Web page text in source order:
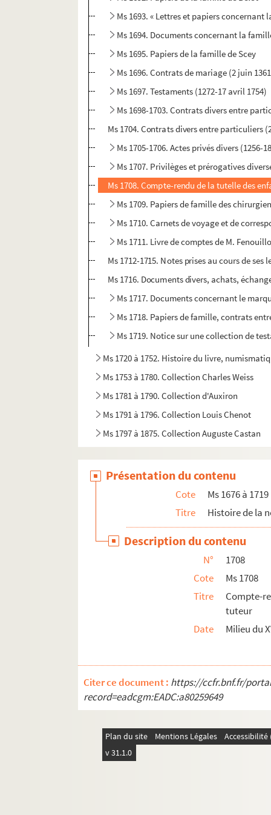
Ms 1693. « Lettres et papiers concernant
Ms 1694. Documents concernant la
Ms 1695. Papiers de la famille de Scey
Ms 1696. Contrats de mariage (2 juin
Ms 1697. Testaments (1272-17 avril 1754)
Ms 1698-1703. Contrats divers entre
Ms 1704. Contrats divers entre particuliers
Ms 1705-1706. Actes privés divers (1256-
Ms 1707. Privilèges et prérogatives
Ms 1708. Compte-rendu de la tutelle des
Ms 1709. Papiers de famille des
Ms 1710. Carnets de voyage et de
Ms 1711. Livre de comptes de M.
Ms 1712-1715. Notes prises au cours de
Ms 1716. Documents divers, achats,
Ms 1717. Documents concernant le
Ms 1718. Papiers de famille, contrats
Ms 1719. Notice sur une collection de
Ms 1720 à 1752. Histoire du livre,
Ms 1753 à 1780. Collection Charles Weiss
Ms 1781 à 1790. Collection d'Auxiron
Ms 1791 à 1796. Collection Louis Chenot
Ms 1797 à 1875. Collection Auguste Castan
Présentation du contenu
Cote
Ms 1676 à 1719
Titre
Histoire de la
Description du contenu
N°
1708
Cote
Ms 1708
Titre
Compte-
tuteur
Date
Milieu du
Citer ce document : https://ccfr.bnf.fr/
record=eadcgm:EADC:a80259649
Plan du site Mentions Légales
v 31.1.0